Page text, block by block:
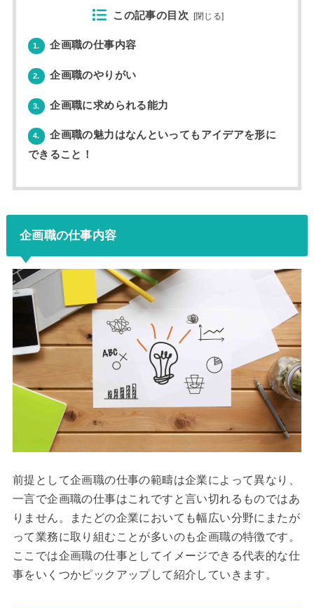
この記事の目次 [閉じる]
1. 企画職の仕事内容
2. 企画職のやりがい
3. 企画職に求められる能力
4.
企画職の魅力はなんといってもアイデアを形に
できること！
企画職の仕事内容
前提として企画職の仕事の範疇は企業によって異なり、
一言で企画職の仕事はこれですと言い切れるものではあ
りません。またどの企業においても幅広い分野にまたが
って業務に取り組むことが多いのも企画職の特徴です。
ここでは企画職の仕事としてイメージできる代表的な仕
事をいくつかピックアップして紹介していきます。